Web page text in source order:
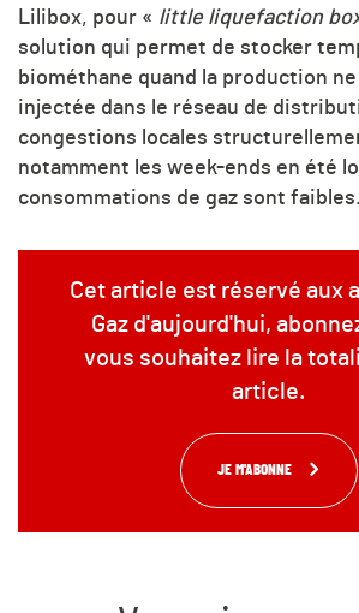
Lilibox, pour « little liquefaction
solution qui permet de stocker
biométhane quand la production
injectée dans le réseau de
congestions locales
notamment les week-ends en été
consommations de gaz sont
Cet article est réservé aux
Gaz d'aujourd'hui,
vous souhaitez lire la
article.
JE M'ABONNE